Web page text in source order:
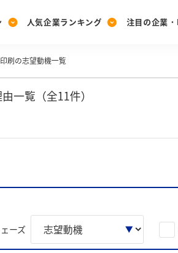
[27卒] 本選考
人気企業ランキング
を見る
注目の企業
業特集
刷の志望動機一覧
一覧（全11件）
ーズ